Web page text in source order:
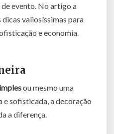
evento. No artigo a
valiosíssimas para
e economia.
ou mesmo uma
e sofisticada, a decoração
a diferença.